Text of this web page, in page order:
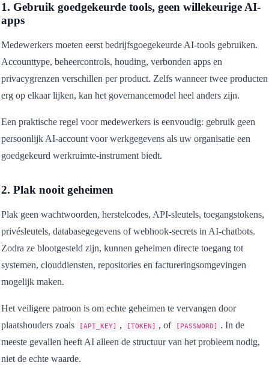
1. Gebruik goedgekeurde tools, geen willekeurige AI-
apps
Medewerkers moeten eerst bedrijfsgoegekeurde AI-tools gebruiken.
Accounttype, beheercontrols, houding, verbonden apps en
privacygrenzen verschillen per product. Zelfs wanneer twee producten
erg op elkaar lijken, kan het governancemodel heel anders zijn.
Een praktische regel voor medewerkers is eenvoudig: gebruik geen
persoonlijk AI-account voor werkgegevens als uw organisatie een
goedgekeurd werkruimte-instrument biedt.
2. Plak nooit geheimen
Plak geen wachtwoorden, herstelcodes, API-sleutels, toegangstokens,
privésleutels, databasegegevens of webhook-secrets in AI-chatbots.
Zodra ze blootgesteld zijn, kunnen geheimen directe toegang tot
systemen, clouddiensten, repositories en factureringsomgevingen
mogelijk maken.
Het veiligere patroon is om echte geheimen te vervangen door
plaatshouders zoals
[API_KEY] , [TOKEN] , of [PASSWORD] . In de
meeste gevallen heeft AI alleen de structuur van het probleem nodig,
niet de echte waarde.